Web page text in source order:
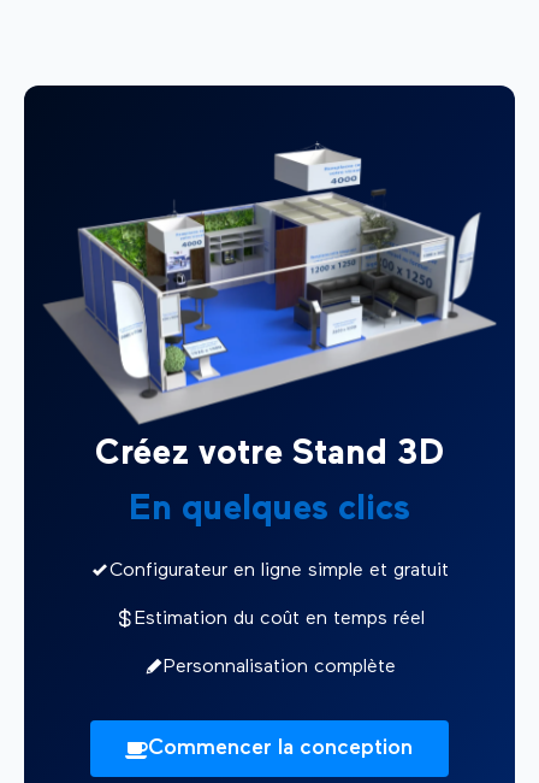
Créez votre Stand 3D
En quelques clics
Configurateur en ligne simple et gratuit
Estimation du coût en temps réel
Personnalisation complète
Commencer la conception